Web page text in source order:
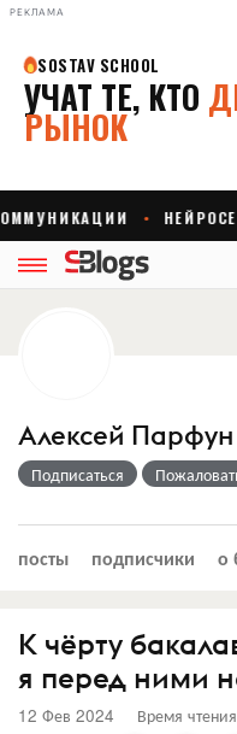
РЕКЛАМА
Алексей Парфун
Подписаться
посты подписчики о
К чёрту
я перед ними
12 Фев 2024 Время